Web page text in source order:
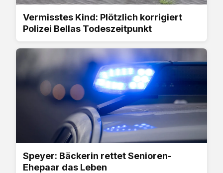
Vermisstes Kind: Plötzlich korrigiert
Polizei Bellas Todeszeitpunkt
Speyer: Bäckerin rettet Senioren-
Ehepaar das Leben